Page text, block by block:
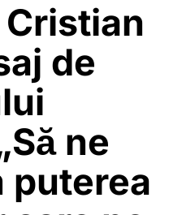
de
ne
puterea